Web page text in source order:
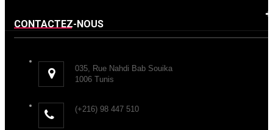
CONTACTEZ-NOUS
035, Rue Nahdi Bab Souika
1006 Tunis
(+216) 98 447 510